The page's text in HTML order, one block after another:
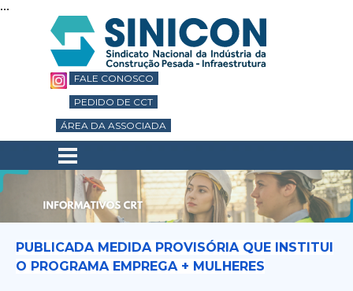
...
Ir para o conteúdo
Pular menu
ÁREA DA ASSOCIADA
PEDIDO DE CCT
FALE CONOSCO
PUBLICADA MEDIDA PROVISÓRIA QUE INSTITUI
O PROGRAMA EMPREGA + MULHERES